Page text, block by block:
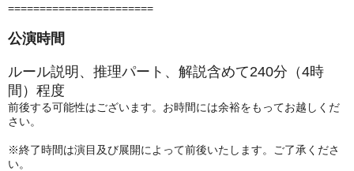
=======================
公演時間
ルール説明、推理パート、解説含めて240分（4時
間）程度
前後する可能性はございます。お時間には余裕をもってお越しくだ
さい。
※終了時間は演目及び展開によって前後いたします。ご了承くださ
い。